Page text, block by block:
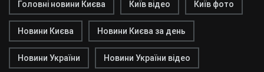
Головні новини Києва Київ відео Київ фото
Новини Києва Новини Києва за день
Новини України Новини України відео